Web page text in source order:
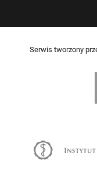
Serwis tworzony